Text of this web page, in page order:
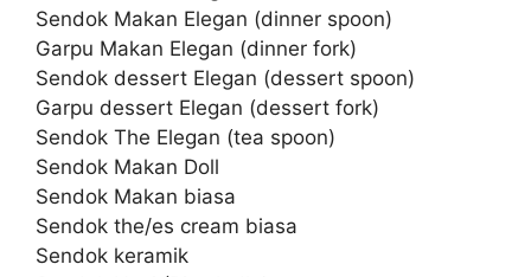
Sendok Makan Elegan (dinner spoon)
Garpu Makan Elegan (dinner fork)
Sendok dessert Elegan (dessert spoon)
Garpu dessert Elegan (dessert fork)
Sendok The Elegan (tea spoon)
Sendok Makan Doll
Sendok Makan biasa
Sendok the/es cream biasa
Sendok keramik